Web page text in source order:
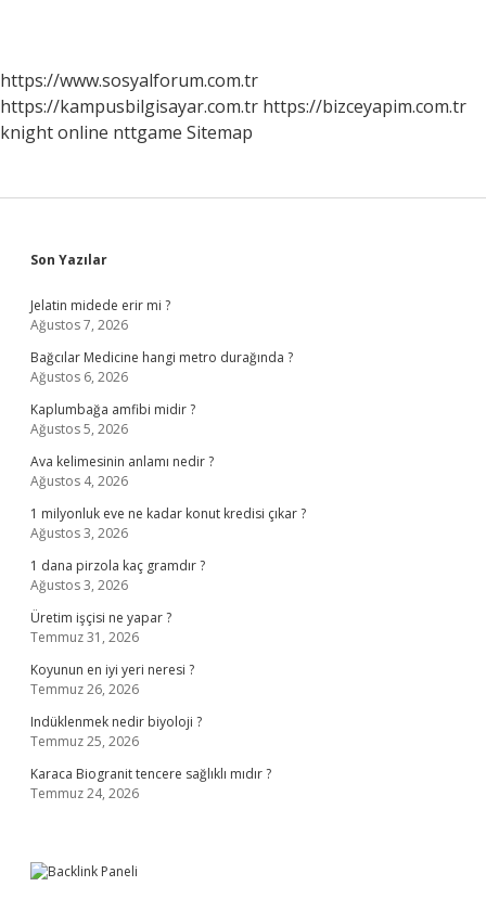
https://www.sosyalforum.com.tr
https://kampusbilgisayar.com.tr https://bizceyapim.com.tr
knight online nttgame Sitemap
Sidebar
Son Yazılar
Jelatin midede erir mi ?
Ağustos 7, 2026
Bağcılar Medicine hangi metro durağında ?
Ağustos 6, 2026
Kaplumbağa amfibi midir ?
Ağustos 5, 2026
Ava kelimesinin anlamı nedir ?
Ağustos 4, 2026
1 milyonluk eve ne kadar konut kredisi çıkar ?
Ağustos 3, 2026
1 dana pirzola kaç gramdır ?
Ağustos 3, 2026
Üretim işçisi ne yapar ?
Temmuz 31, 2026
Koyunun en iyi yeri neresi ?
Temmuz 26, 2026
Indüklenmek nedir biyoloji ?
Temmuz 25, 2026
Karaca Biogranit tencere sağlıklı mıdır ?
Temmuz 24, 2026